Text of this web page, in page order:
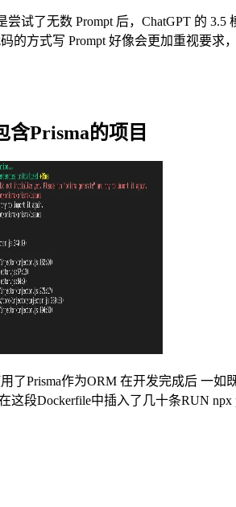
试了无数 Prompt 后，ChatGPT 的
的方式写 Prompt 好像会更加重视要求
含Prisma的项目
了Prisma作为ORM 在开发完成后 一
这段Dockerfile中插入了几十条RUN npx